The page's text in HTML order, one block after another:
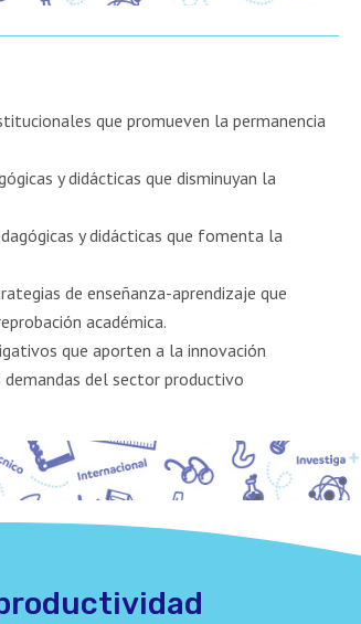
que promueven la permanencia
y didácticas que disminuyan la
y didácticas que fomenta la
de enseñanza-aprendizaje que
académica.
que aporten a la innovación
del sector productivo